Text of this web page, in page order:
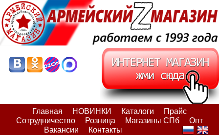
Главная НОВИНКИ Каталоги
Прайс
Сотрудничество
Розница Магазины СПб
Опт
Вакансии
Контакты